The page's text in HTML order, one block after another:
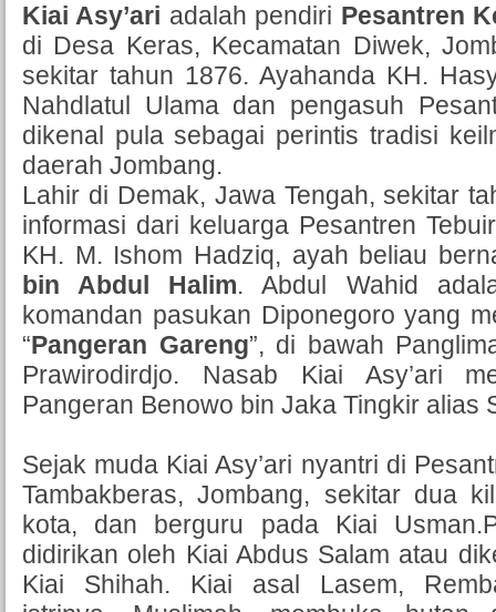
Kiai Asy’ari adalah pendiri Pesantren
di Desa Keras, Kecamatan Diwek,
sekitar tahun 1876. Ayahanda KH.
Nahdlatul Ulama dan pengasuh
dikenal pula sebagai perintis tradisi
daerah Jombang.
Lahir di Demak, Jawa Tengah, sekitar
informasi dari keluarga Pesantren
KH. M. Ishom Hadziq, ayah beliau
bin Abdul Halim. Abdul Wahid
komandan pasukan Diponegoro yang
“Pangeran Gareng”, di bawah
Prawirodirdjo. Nasab Kiai Asy’ari
Pangeran Benowo bin Jaka Tingkir alias
Sejak muda Kiai Asy’ari nyantri di
Tambakberas, Jombang, sekitar dua
kota, dan berguru pada Kiai
didirikan oleh Kiai Abdus Salam atau
Kiai Shihah. Kiai asal Lasem,